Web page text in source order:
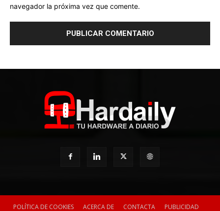
navegador la próxima vez que comente.
POLÍTICA DE COOKIES ACERCA DE CONTACTA PUBLICIDAD